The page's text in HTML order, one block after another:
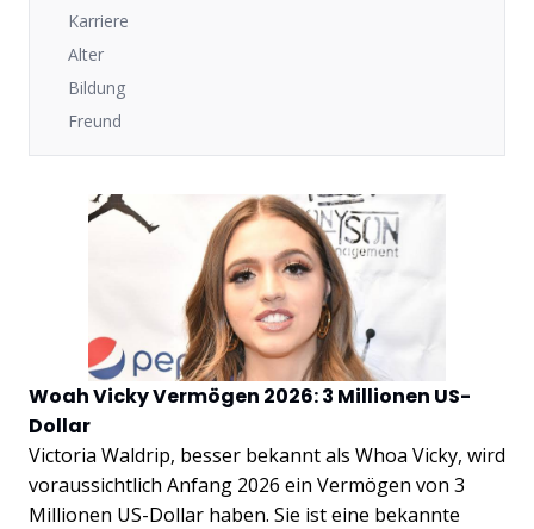
Karriere
Alter
Bildung
Freund
Woah Vicky Vermögen 2026: 3 Millionen US-
Dollar
Victoria Waldrip, besser bekannt als Whoa Vicky, wird
voraussichtlich Anfang 2026 ein Vermögen von 3
Millionen US-Dollar haben. Sie ist eine bekannte